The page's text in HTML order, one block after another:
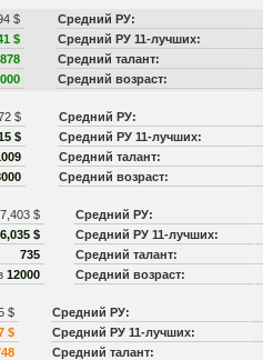
$
$
878
Средний РУ:
Средний РУ 11-лучших:
Средний талант:
Средний возраст:
$
$
Средний РУ:
Средний РУ 11-лучших:
Средний талант:
Средний возраст:
$
$
735
12000
Средний РУ:
Средний РУ 11-лучших:
Средний талант:
Средний возраст:
$
$
Средний РУ:
Средний РУ 11-лучших:
Средний талант: